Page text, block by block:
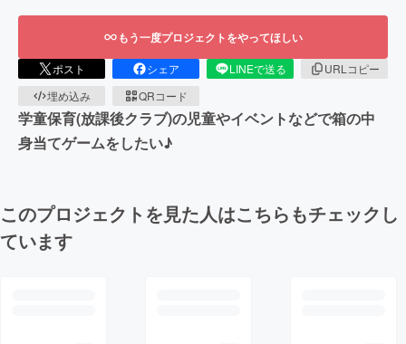
もう一度プロジェクトをやってほしい
ポスト シェア LINEで送る
URLコピー
埋め込み
QRコード
学童保育(放課後クラブ)の児童やイベントなどで箱の中
身当てゲームをしたい♪
このプロジェクトを見た人はこちらもチェックし
ています